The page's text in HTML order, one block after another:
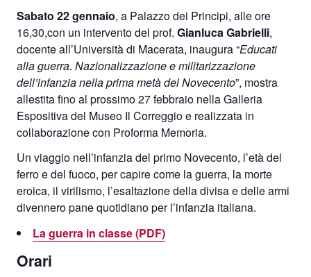
Sabato 22 gennaio, a Palazzo dei Principi, alle ore
16,30,con un intervento del prof. Gianluca Gabrielli,
docente all’Università di Macerata, inaugura “Educati
alla guerra. Nazionalizzazione e militarizzazione
dell’infanzia nella prima metà del Novecento”, mostra
allestita fino al prossimo 27 febbraio nella Galleria
Espositiva del Museo Il Correggio e realizzata in
collaborazione con Proforma Memoria.
Un viaggio nell’infanzia del primo Novecento, l’età del
ferro e del fuoco, per capire come la guerra, la morte
eroica, il virilismo, l’esaltazione della divisa e delle armi
divennero pane quotidiano per l’infanzia italiana.
La guerra in classe (PDF)
Orari